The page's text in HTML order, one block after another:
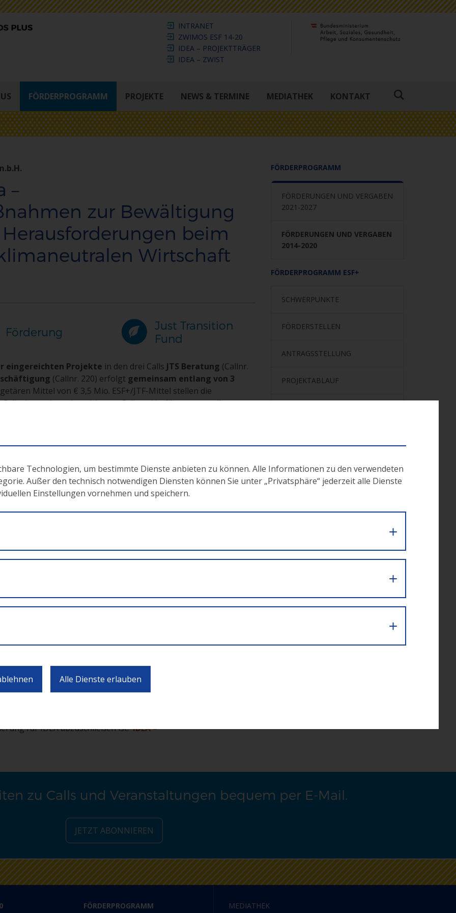
INTRANET
ZWIMOS ESF 14-20
IDEA – PROJEKTTRÄGER
IDEA – ZWIST
FÖRDERPROGRAMM PROJEKTE NEWS & TERMINE MEDIATHEK KONTAKT
Suche
–
zur Bewältigung
beim
Wirtschaft
Förderung
Just Transition
Fund
eingereichten Projekte in den drei Calls JTS Beratung (Callnr.
(Callnr. 220) erfolgt gemeinsam entlang von 3
Mittel von € 3,5 Mio. ESF+/JTF-Mittel stellen die
dar und werden nicht pro Call zur Verfügung gestellt.
der sozialen, wirtschaftlichen und ökologischen
werden, welche im ESF+ Programm Beschäftigung
Interventionen der Fonds beschrieben sind. Mögliche
220)
für IDEA abzuschließen ist:IDEA –
FÖRDERPROGRAMM
FÖRDERUNGEN UND VERGABEN
2021-2027
FÖRDERUNGEN UND VERGABEN
2014-2020
FÖRDERPROGRAMM ESF+
SCHWERPUNKTE
FÖRDERSTELLEN
ANTRAGSSTELLUNG
PROJEKTABLAUF
zu Calls und Veranstaltungen bequem per E-Mail.
JETZT ABONNIEREN
FÖRDERPROGRAMM MEDIATHEK
Technologien, um bestimmte Dienste anbieten zu können. Alle Informationen zu den verwendeten
Außer den technisch notwendigen Diensten können Sie unter „Privatsphäre“ jederzeit alle Dienste
Einstellungen vornehmen und speichern.
Alle Dienste erlauben